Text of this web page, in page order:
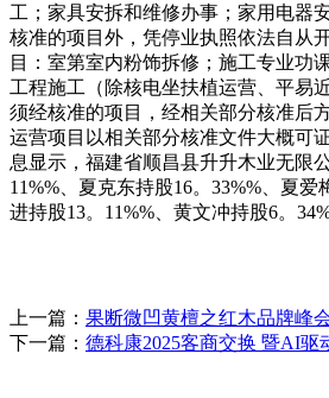
工；家具安拆和维修办事；家用电器
核准的项目外，凭停业执照依法自从
目：室第室内粉饰拆修；施工专业功
工程施工（除核电坐扶植运营、平易
须经核准的项目，经相关部分核准后
运营项目以相关部分核准文件大概可
息显示，福建省顺昌县升升木业无限
11%%、夏克东持股16。33%%、夏爱
进持股13。11%%、黄文冲持股6。
上一篇： 果断微凹黄檀之红木品牌峰
下一篇： 德科康2025客商交换 暨AI驱